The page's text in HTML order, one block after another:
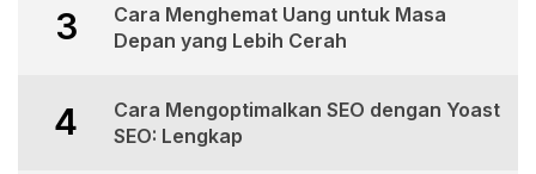
3
Cara Menghemat Uang untuk Masa
Depan yang Lebih Cerah
4
Cara Mengoptimalkan SEO dengan Yoast
SEO: Lengkap